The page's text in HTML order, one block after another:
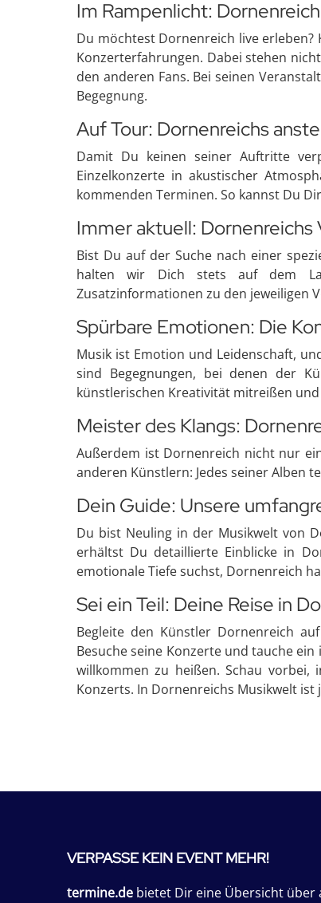
Im Rampenlicht:
Du möchtest Dornenreich live
Konzerterfahrungen. Dabei stehen
den anderen Fans. Bei seinen
Begegnung.
Auf Tour: Dornenreichs
Damit Du keinen seiner Auftritte
Einzelkonzerte in akustischer
kommenden Terminen. So kannst Du
Immer aktuell:
Bist Du auf der Suche nach einer
halten wir Dich stets auf dem
Zusatzinformationen zu den jeweiligen
Spürbare Emotionen: Die
Musik ist Emotion und Leidenschaft,
sind Begegnungen, bei denen der
künstlerischen Kreativität mitreißen
Meister des Klangs:
Außerdem ist Dornenreich nicht nur
anderen Künstlern: Jedes seiner Alben
Dein Guide: Unsere
Du bist Neuling in der Musikwelt von
erhältst Du detaillierte Einblicke in
emotionale Tiefe suchst, Dornenreich
Sei ein Teil: Deine Reise in
Begleite den Künstler Dornenreich
Besuche seine Konzerte und tauche
willkommen zu heißen. Schau
Konzerts. In Dornenreichs Musikwelt
VERPASSE KEIN EVENT MEHR!
termine.de bietet Dir eine Übersicht über